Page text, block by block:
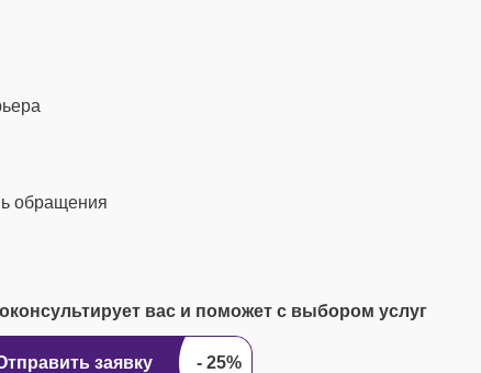
обращения
вас и поможет с выбором услуг
Отправить заявку